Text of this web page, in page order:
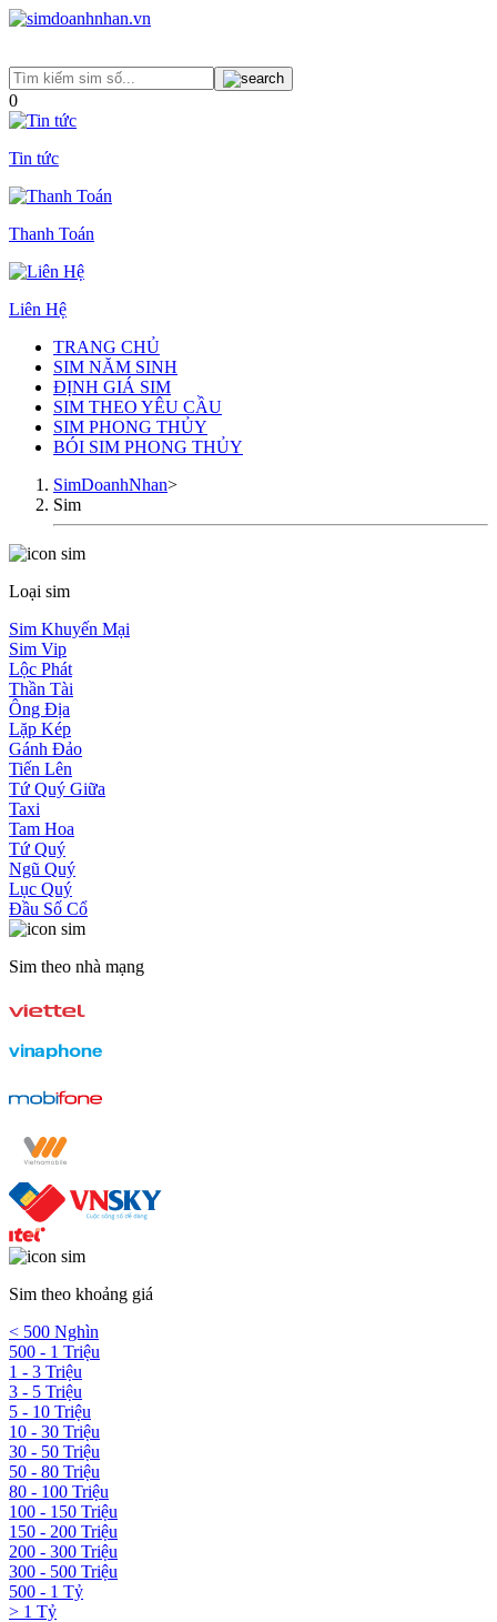
0
Tin tức
Thanh Toán
Liên Hệ
TRANG CHỦ
SIM NĂM SINH
ĐỊNH GIÁ SIM
SIM THEO YÊU CẦU
SIM PHONG THỦY
BÓI SIM PHONG THỦY
SimDoanhNhan>
Sim
Loại sim
Sim Khuyến Mại
Sim Vip
Lộc Phát
Thần Tài
Ông Địa
Lặp Kép
Gánh Đảo
Tiến Lên
Tứ Quý Giữa
Taxi
Tam Hoa
Tứ Quý
Ngũ Quý
Lục Quý
Đầu Số Cổ
Sim theo nhà mạng
Sim theo khoảng giá
< 500 Nghìn
500 - 1 Triệu
1 - 3 Triệu
3 - 5 Triệu
5 - 10 Triệu
10 - 30 Triệu
30 - 50 Triệu
50 - 80 Triệu
80 - 100 Triệu
100 - 150 Triệu
150 - 200 Triệu
200 - 300 Triệu
300 - 500 Triệu
500 - 1 Tỷ
> 1 Tỷ